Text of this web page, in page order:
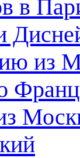
в
из